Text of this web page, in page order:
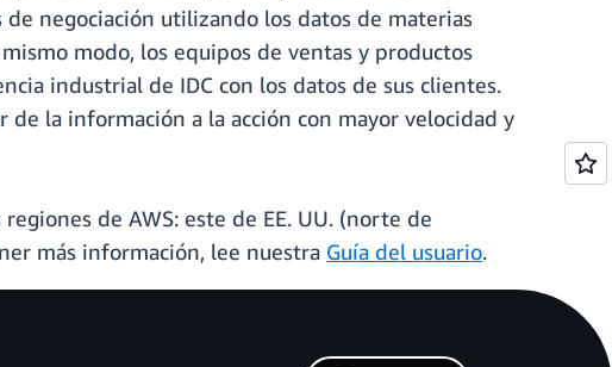
negociación utilizando los datos de materias
modo, los equipos de ventas y productos
industrial de IDC con los datos de sus clientes.
la información a la acción con mayor velocidad y
de AWS: este de EE. UU. (norte de
más información, lee nuestra Guía del usuario.